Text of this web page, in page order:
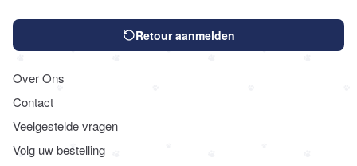
Retour aanmelden
Over Ons
Contact
Veelgestelde vragen
Volg uw bestelling